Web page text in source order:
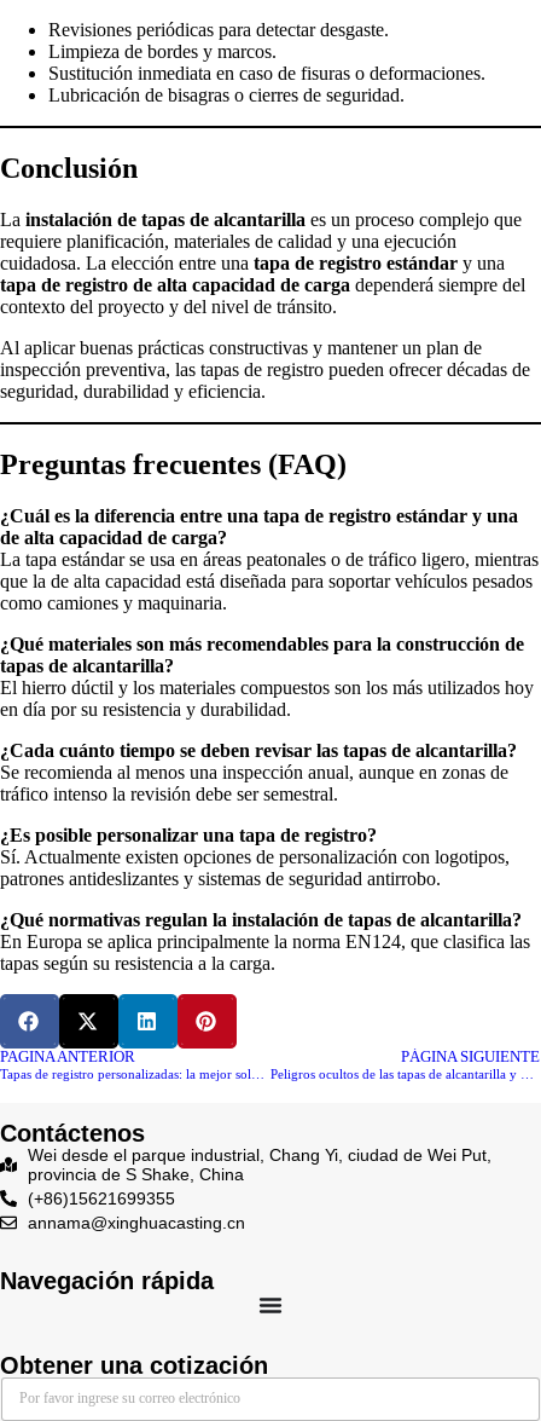
Revisiones periódicas para detectar desgaste.
Limpieza de bordes y marcos.
Sustitución inmediata en caso de fisuras o deformaciones.
Lubricación de bisagras o cierres de seguridad.
Conclusión
La instalación de tapas de alcantarilla es un proceso complejo que
requiere planificación, materiales de calidad y una ejecución
cuidadosa. La elección entre una tapa de registro estándar y una
tapa de registro de alta capacidad de carga dependerá siempre del
contexto del proyecto y del nivel de tránsito.
Al aplicar buenas prácticas constructivas y mantener un plan de
inspección preventiva, las tapas de registro pueden ofrecer décadas de
seguridad, durabilidad y eficiencia.
Preguntas frecuentes (FAQ)
¿Cuál es la diferencia entre una tapa de registro estándar y una
de alta capacidad de carga?
La tapa estándar se usa en áreas peatonales o de tráfico ligero, mientras
que la de alta capacidad está diseñada para soportar vehículos pesados
como camiones y maquinaria.
¿Qué materiales son más recomendables para la construcción de
tapas de alcantarilla?
El hierro dúctil y los materiales compuestos son los más utilizados hoy
en día por su resistencia y durabilidad.
¿Cada cuánto tiempo se deben revisar las tapas de alcantarilla?
Se recomienda al menos una inspección anual, aunque en zonas de
tráfico intenso la revisión debe ser semestral.
¿Es posible personalizar una tapa de registro?
Sí. Actualmente existen opciones de personalización con logotipos,
patrones antideslizantes y sistemas de seguridad antirrobo.
¿Qué normativas regulan la instalación de tapas de alcantarilla?
En Europa se aplica principalmente la norma EN124, que clasifica las
tapas según su resistencia a la carga.
PAGINA ANTERIOR PÁGINA SIGUIENTE
Contáctenos
Wei desde el parque industrial, Chang Yi, ciudad de Wei Put,
provincia de S Shake, China
(+86)15621699355
annama@xinghuacasting.cn
Navegación rápida
Obtener una cotización